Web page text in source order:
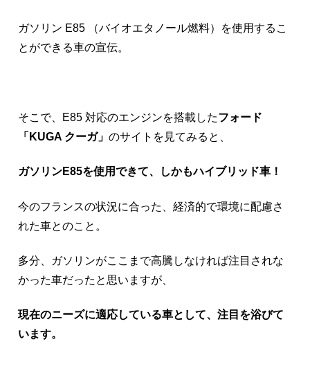
ガソリン E85 （バイオエタノール燃料）を使用するこ
とができる車の宣伝。
そこで、E85 対応のエンジンを搭載したフォード
「KUGA クーガ」 のサイトを見てみると、
ガソリンE85を使用できて、しかもハイブリッド車！
今のフランスの状況に合った、経済的で環境に配慮さ
れた車とのこと。
多分、ガソリンがここまで高騰しなければ注目されな
かった車だったと思いますが、
現在のニーズに適応している車として、注目を浴びて
います。